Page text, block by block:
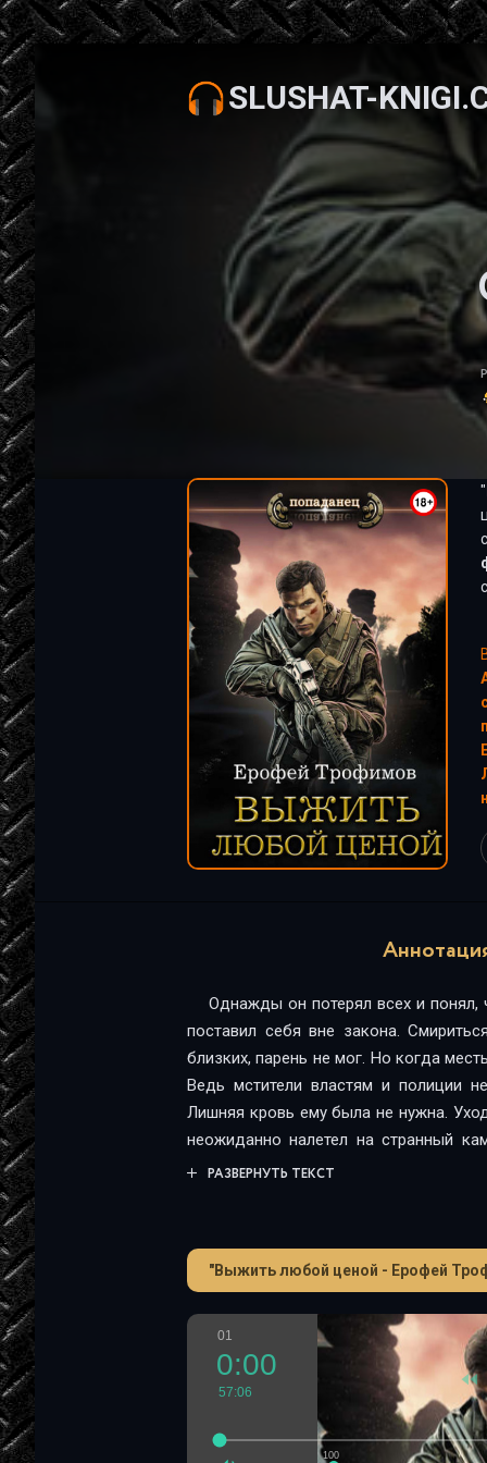
SLUSHAT-
"
Однажды он потерял всех и понял,
поставил себя вне закона.
близких, парень не мог. Но когда
Ведь мстители властям и полиции
Лишняя кровь ему была не нужна.
неожиданно налетел на странный
которой он не просил и не мечтал…
РАЗВЕРНУТЬ ТЕКСТ
"Выжить любой ценой - Ерофей
01
100
0:00
57:06